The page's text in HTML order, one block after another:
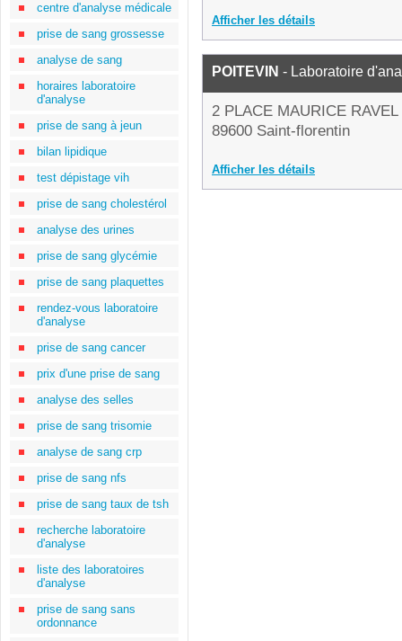
centre d'analyse médicale
prise de sang grossesse
analyse de sang
horaires laboratoire
d'analyse
prise de sang à jeun
bilan lipidique
test dépistage vih
prise de sang cholestérol
analyse des urines
prise de sang glycémie
prise de sang plaquettes
rendez-vous laboratoire
d'analyse
prise de sang cancer
prix d'une prise de sang
analyse des selles
prise de sang trisomie
analyse de sang crp
prise de sang nfs
prise de sang taux de tsh
recherche laboratoire
d'analyse
liste des laboratoires
d'analyse
prise de sang sans
ordonnance
Afficher les détails
POITEVIN - Laboratoire
2 PLACE MAURICE RAVEL
89600 Saint-florentin
Afficher les détails